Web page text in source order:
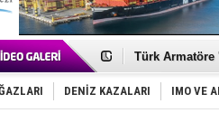
PROYAD, yat
Türkiye-Irak
Deniz
DÖDER, 28.
Fairline,
Baltık
DENİZ KAZALARI IMO VE